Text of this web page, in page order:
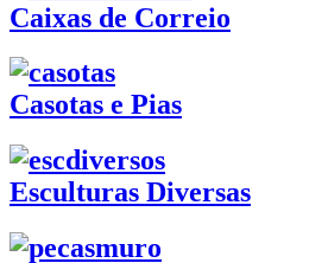
Caixas de Correio
Casotas e Pias
Esculturas Diversas